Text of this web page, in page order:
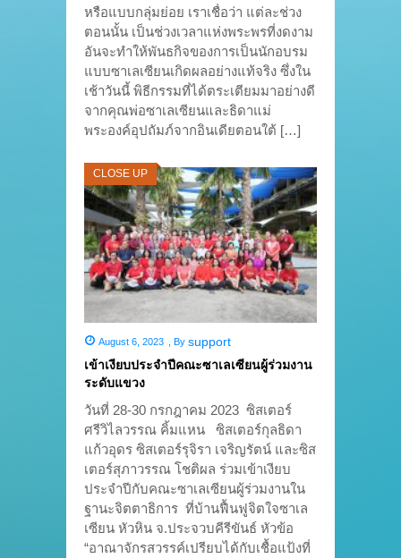
หรือแบบกลุ่มย่อย เราเชื่อว่า แต่ละช่วง
ตอนนั้น เป็นช่วงเวลาแห่งพระพรที่งดงาม
อันจะทำให้พันธกิจของการเป็นนักอบรม
แบบซาเลเซียนเกิดผลอย่างแท้จริง ซึ่งใน
เช้าวันนี้ พิธีกรรมที่ได้ตระเตียมมาอย่างดี
จากคุณพ่อซาเลเซียนและธิดาแม่
พระองค์อุปถัมภ์จากอินเดียตอนใต้ […]
CLOSE UP
August 6, 2023 By support
เข้าเงียบประจำปีคณะซาเลเซียนผู้ร่วมงาน
ระดับแขวง
วันที่ 28-30 กรกฎาคม 2023 ซิสเตอร์
ศรีวิไลวรรณ คิ้มแหน ซิสเตอร์กุลธิดา
แก้วอุดร ซิสเตอร์รุจิรา เจริญรัตน์ และซิส
เตอร์สุภาวรรณ โชติผล ร่วมเข้าเงียบ
ประจำปีกับคณะซาเลเซียนผู้ร่วมงานใน
ฐานะจิตตาธิการ ที่บ้านฟื้นฟูจิตใจซาเล
เซียน หัวหิน จ.ประจวบคีรีขันธ์ หัวข้อ
“อาณาจักรสวรรค์เปรียบได้กับเชื้อแป้งที่